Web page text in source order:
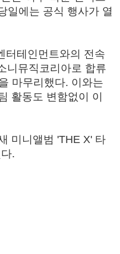
일에는 공식 행사가 열
터테인먼트와의 전속
니뮤직코리아로 합류
마무리했다. 이와는
활동도 변함없이 이
미니앨범 'THE X' 타
.